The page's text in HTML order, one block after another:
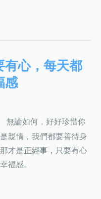
有心，每天都
感
無論如何，好好珍惜你
親情，我們都要善待身
才是正經事，只要有心
福感。